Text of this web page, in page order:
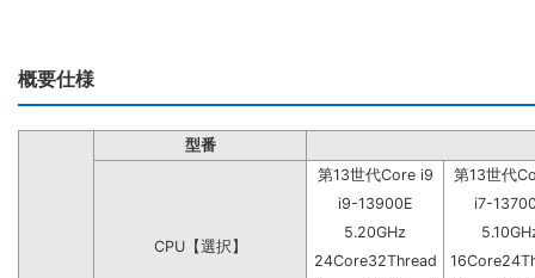
概要仕様
型番
CPU【選択】
第13世代Core i9
第13世代
i9-13900E
i7-
5.20GHz
24Core32Thread